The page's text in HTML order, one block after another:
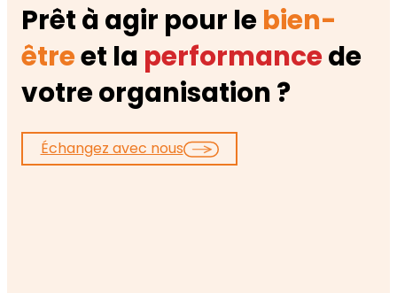
Prêt à agir pour lebien-
êtreet la performancede
votre organisation ?
Échangez avec nous